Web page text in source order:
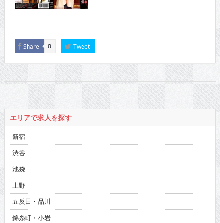
Share 0 Tweet
エリアで求人を探す
新宿
渋谷
池袋
上野
五反田・品川
錦糸町・小岩